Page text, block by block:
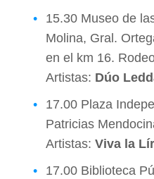
15.30 Museo de
Molina, Gral.
en el km 16.
Artistas: Dúo
17.00 Plaza
Patricias
Artistas: Viva la
17.00 Biblioteca